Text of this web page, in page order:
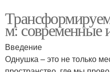
м: современные
Введение
Однушка – это не только